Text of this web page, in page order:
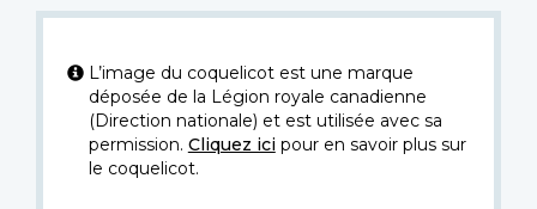
L’image du coquelicot est une marque
déposée de la Légion royale canadienne
(Direction nationale) et est utilisée avec sa
permission. Cliquez icipour en savoir plus sur
le coquelicot.